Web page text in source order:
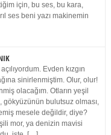
için, bu ses, bu kara,
ses beni yazı makinemin
Evden kızgın
sinirlenmiştim. Olur, olur!
olacağım. Otların yeşil
gökyüzünün bulutsuz olması,
mesele değildir, diye?
mor, ya denizin mavisi